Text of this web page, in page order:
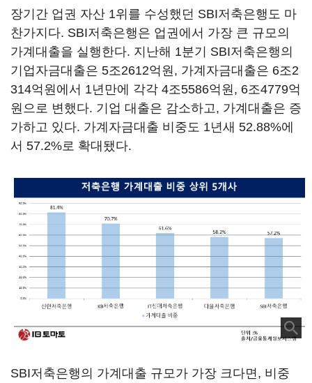
장기간 업권 자산 1위를 수성했던 SBI저축은행도 마
찬가지다. SBI저축은행은 업권에서 가장 큰 규모의
가계대출을 실행한다. 지난해 1분기 SBI저축은행의
기업자금대출은 5조2612억원, 가계자금대출은 6조2
314억원에서 1년만에 각각 4조5586억원, 6조4779억
원으로 변했다. 기업 대출은 감소하고, 가계대출은 증
가하고 있다. 가계자금대출 비중도 1년새 52.88%에
서 57.2%로 확대됐다.
SBI저축은행의 가계대출 규모가 가장 크다면, 비중